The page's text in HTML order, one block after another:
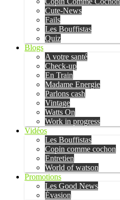
Cute-News
Fails
Les Bouffistas
Quiz
Blogs
A votre santé
Check-up
En Train
Madame Energie
Parlons cash
Vintage
Watts On
Work in progress
Vidéos
Les Bouffistas
Copin comme cochon
Entretien
World of watson
Promotions
Les Good News
Évasion